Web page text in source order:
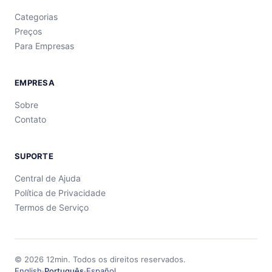
Categorias
Preços
Para Empresas
EMPRESA
Sobre
Contato
SUPORTE
Central de Ajuda
Política de Privacidade
Termos de Serviço
© 2026 12min. Todos os direitos reservados.